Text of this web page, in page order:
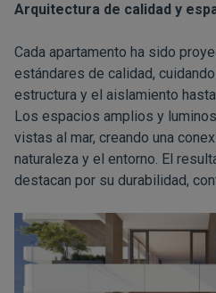
Arquitectura de calidad y
Cada apartamento ha sido
estándares de calidad,
estructura y el aislamiento
Los espacios amplios y
vistas al mar, creando una
naturaleza y el entorno. El
destacan por su durabilidad,